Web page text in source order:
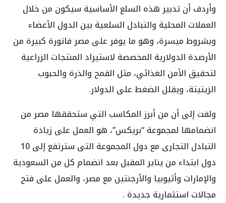
‏‏وأردف أن تدبير هذه السلع الأساسية سيكون من خلال
العملات المحلية والتبادل السلعية بين الدول الأعضاء
وبشروط ميسرة، وهو ما يوفر على مصر فاتورة كبيرة من
الأرصدة الدولارية المخصصة لاستيراد المنتجات الزراعية
لتحقيق الأمن الغذائي، مثل القمح والذرة والحبوب
الزيتيتة، ويقلل الضغط على الدولار.
ولفت إلى أن من أبرز المكاسب التي ستحققها مصر من
انضمامها لمجموعة “بريكس”، هو العمل على زيادة
التبادل التجارى مع دول المجموعة التى سترتفع إلى 10
دول ابتداء من يناير المقبل بعد انضمام كل من السعودية
والإمارات وأثيوبيا والأرجنتين مع مصر، والعمل على فتح
مجالات استثمارية جديدة .